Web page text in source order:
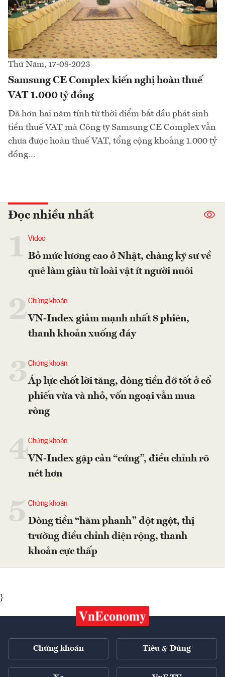
Thứ Năm, 17-08-2023
Samsung CE Complex kiến nghị hoàn thuế
VAT 1.000 tỷ đồng
Đã hơn hai năm tính từ thời điểm bắt đầu phát sinh
tiền thuế VAT mà Công ty Samsung CE Complex vẫn
chưa được hoàn thuế VAT, tổng cộng khoảng 1.000 tỷ
đồng…
Đọc nhiều nhất
Video
Bỏ mức lương cao ở Nhật, chàng kỹ sư về
quê làm giàu từ loài vật ít người nuôi
2Chứng khoán
VN-Index giảm mạnh nhất 8 phiên,
thanh khoản xuống đáy
Chứng khoán
Áp lực chốt lời tăng, dòng tiền đỡ tốt ở cổ
phiếu vừa và nhỏ, vốn ngoại vẫn mua
ròng
4Chứng khoán
VN-Index gặp cản “cứng”, điều chỉnh rõ
nét hơn
Chứng khoán
Dòng tiền “hãm phanh” đột ngột, thị
trường điều chỉnh diện rộng, thanh
khoản cực thấp
}
Chứng khoán Tiêu & Dùng